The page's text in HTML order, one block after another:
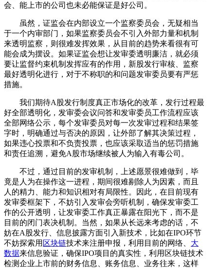
会、能上市的公司也未必能保证是好公司。
虽然，证监会在内部设立一个监察委员会，无疑相当
于一个内审部门，如果监察委员会不引入外部力量和机制
来透明监察，则很难发挥效果，从目前的趋势来看很有可
能会成为摆设。如果证监会想让发审委透明廉洁，就必须
要让监督约束机制发挥应有的作用，新股发行审核、监察
最好透明化进行，对于不称职的和问题发审委员要有严惩
措施。
我们期待A股发行制度真正市场化的改革，发行过程最
好全部透明化，发审委会议问答和发审委员工作流程应该
全部网络公示，每个发审委员对每一次发审过程和结果签
字时，明确通过与否决的原因，让外部了解其决策过程，
如果违心投票和不负责投票，也应该采取适当的惩罚措施
和责任追溯，避免A股市场继续被人为输入有毒公司。
不过，通过目前的发审机制，上述愿景很难做到，毕
竟是人为在操作这一进程，期间很难剔除人为因素，而且
人的精力、能力和知识相对有局限性。因此，在目前现有
发审委框架下，不妨引入发审会旁听机制，确保发审委工
作的公开透明，让发审委工作真正暴露在阳光下，而不是
目前的闭门表决机制。当然，如果从长远来考虑的话，不
妨在A股发行、信息披露方面引入新技术，比如在IPO环节
不妨探索用 区块链技术来注册申报，利用目前的网络、 大
数据来信息验证，确保IPO项目的真实性，利用区块链技术
检测企业上市前的财务信息、账务信息、业务往来，这样